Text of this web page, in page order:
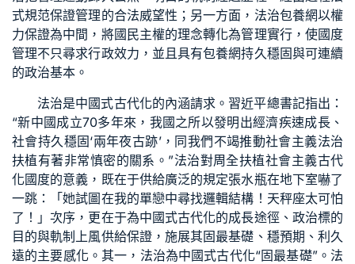
式規范保證管理的合法威望性；另一方面，法治包養網以權
力保證為中間，將國民主權的理念轉化為管理實行，使國度
管理不只尋求行政效力，並且具有包養網持久穩固與可連續
的政治基本。
法治是中國式古代化的內涵請求。習近平總書記指出：
“新中國成立70多年來，我國之所以發明出經濟疾速成長、
社會持久穩固‘兩年夜古跡’，同我們不竭推動社會主義法治
扶植有著非常慎密的關系。”法治對周全扶植社會主義古代
化國度的意義，既在于供給廣泛的規定張水瓶在地下室嚇了
一跳：「她試圖在我的單戀中尋找邏輯結構！天秤座太可怕
了！」次序，更在于為中國式古代化的成長途徑、政治標的
目的與軌制上風供給保證，施展其固最基礎、穩預期、利久
遠的主要感化。其一，法治為中國式古代化“固最基礎”。法